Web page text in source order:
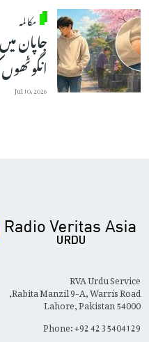
مکالمہ
جاپان
Jul 10, 2026
RVA Urdu Service
Rabita Manzil 9-A, Warris Road,
Lahore, Pakistan 54000
Phone: +92 42 35404129